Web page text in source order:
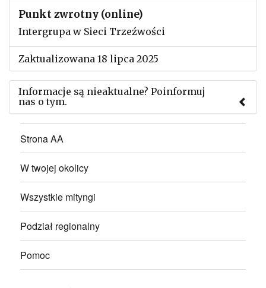
Punkt zwrotny (online)
Intergrupa w Sieci Trzeźwości
Zaktualizowana 18 lipca 2025
Informacje są nieaktualne? Poinformuj
nas o tym.
Użyj tego formularza aby przesłać informację o
zmianach w powyższym mityngu.
Strona AA
W twojej okolicy
Wszystkie mityngi
Podział regionalny
Pomoc